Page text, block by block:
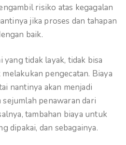
risiko atas kegagalan
jika proses dan tahapan
baik.
tidak layak, tidak bisa
pengecatan. Biaya
nantinya akan menjadi
penawaran dari
tambahan biaya untuk
dipakai, dan sebagainya.